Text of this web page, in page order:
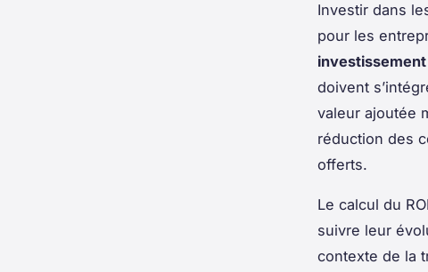
Investir dans
pour les
investissement
doivent
valeur ajoutée
réduction des
offerts.
Le calcul du
suivre leur
contexte de la